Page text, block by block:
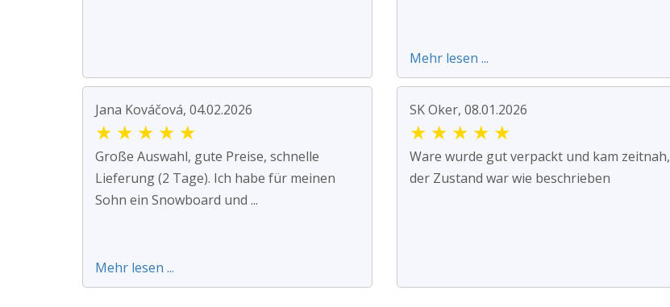
Mehr lesen ...
Jana Kováčová, 04.02.2026
★ ★ ★ ★ ★
Große Auswahl, gute Preise, schnelle
Lieferung (2 Tage). Ich habe für meinen
Sohn ein Snowboard und ...
Mehr lesen ...
SK Oker, 08.01.2026
★ ★ ★ ★ ★
Ware wurde gut verpackt und kam zeitnah,
der Zustand war wie beschrieben